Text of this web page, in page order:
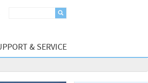
& SERVICE